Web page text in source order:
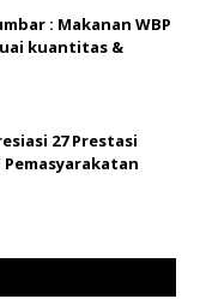
: Makanan WBP
kuantitas &
27 Prestasi
Pemasyarakatan